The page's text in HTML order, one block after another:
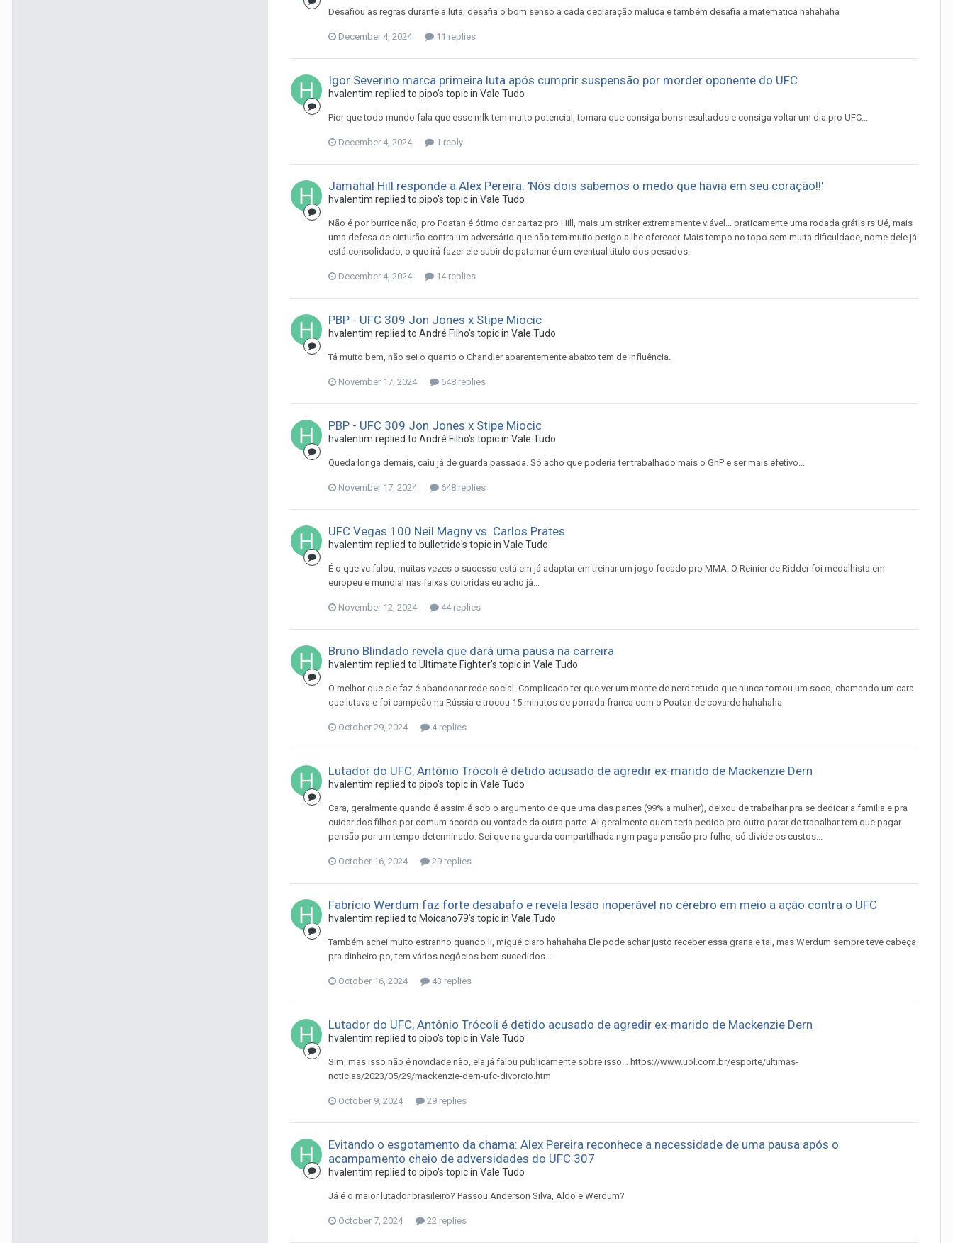
Desafiou as regras durante a luta, desafia o bom senso a cada declaração maluca e também desafia a matematica hahahaha
December 4, 2024 11 replies
Igor Severino marca primeira luta após cumprir suspensão por morder oponente do UFC
hvalentim replied to pipo's topic in Vale Tudo
Pior que todo mundo fala que esse mlk tem muito potencial, tomara que consiga bons resultados e consiga voltar um dia pro UFC...
December 4, 2024 1 reply
Jamahal Hill responde a Alex Pereira: 'Nós dois sabemos o medo que havia em seu coração!!'
hvalentim replied to pipo's topic in Vale Tudo
Não é por burrice não, pro Poatan é ótimo dar cartaz pro Hill, mais um striker extremamente viável... praticamente uma rodada grátis rs Ué, mais
uma defesa de cinturão contra um adversário que não tem muito perigo a lhe oferecer. Mais tempo no topo sem muita dificuldade, nome dele já
está consolidado, o que irá fazer ele subir de patamar é um eventual titulo dos pesados.
December 4, 2024 14 replies
PBP - UFC 309 Jon Jones x Stipe Miocic
hvalentim replied to André Filho's topic in Vale Tudo
Tá muito bem, não sei o quanto o Chandler aparentemente abaixo tem de influência.
November 17, 2024 648 replies
PBP - UFC 309 Jon Jones x Stipe Miocic
hvalentim replied to André Filho's topic in Vale Tudo
Queda longa demais, caiu já de guarda passada. Só acho que poderia ter trabalhado mais o GnP e ser mais efetivo...
November 17, 2024 648 replies
UFC Vegas 100 Neil Magny vs. Carlos Prates
hvalentim replied to bulletride's topic in Vale Tudo
É o que vc falou, muitas vezes o sucesso está em já adaptar em treinar um jogo focado pro MMA. O Reinier de Ridder foi medalhista em
europeu e mundial nas faixas coloridas eu acho já...
November 12, 2024 44 replies
Bruno Blindado revela que dará uma pausa na carreira
hvalentim replied to Ultimate Fighter's topic in Vale Tudo
O melhor que ele faz é abandonar rede social. Complicado ter que ver um monte de nerd tetudo que nunca tomou um soco, chamando um cara
que lutava e foi campeão na Rússia e trocou 15 minutos de porrada franca com o Poatan de covarde hahahaha
October 29, 2024 4 replies
Lutador do UFC, Antônio Trócoli é detido acusado de agredir ex-marido de Mackenzie Dern
hvalentim replied to pipo's topic in Vale Tudo
Cara, geralmente quando é assim é sob o argumento de que uma das partes (99% a mulher), deixou de trabalhar pra se dedicar a familia e pra
cuidar dos filhos por comum acordo ou vontade da outra parte. Ai geralmente quem teria pedido pro outro parar de trabalhar tem que pagar
pensão por um tempo determinado. Sei que na guarda compartilhada ngm paga pensão pro fulho, só divide os custos...
October 16, 2024 29 replies
Fabrício Werdum faz forte desabafo e revela lesão inoperável no cérebro em meio a ação contra o UFC
hvalentim replied to Moicano79's topic in Vale Tudo
Também achei muito estranho quando li, migué claro hahahaha Ele pode achar justo receber essa grana e tal, mas Werdum sempre teve cabeça
pra dinheiro po, tem vários negócios bem sucedidos...
October 16, 2024 43 replies
Lutador do UFC, Antônio Trócoli é detido acusado de agredir ex-marido de Mackenzie Dern
hvalentim replied to pipo's topic in Vale Tudo
Sim, mas isso não é novidade não, ela já falou publicamente sobre isso... https://www.uol.com.br/esporte/ultimas-
noticias/2023/05/29/mackenzie-dern-ufc-divorcio.htm
October 9, 2024 29 replies
Evitando o esgotamento da chama: Alex Pereira reconhece a necessidade de uma pausa após o
acampamento cheio de adversidades do UFC 307
hvalentim replied to pipo's topic in Vale Tudo
Já é o maior lutador brasileiro? Passou Anderson Silva, Aldo e Werdum?
October 7, 2024 22 replies